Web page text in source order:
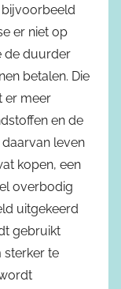
bijvoorbeeld
er niet op
de duurder
betalen. Die
er meer
en de
leven
kopen, een
overbodig
uitgekeerd
gebruikt
sterker te